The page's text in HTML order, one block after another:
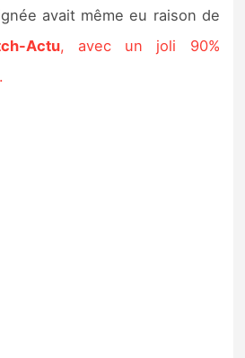
avait même eu raison de
Actu, avec un joli 90%